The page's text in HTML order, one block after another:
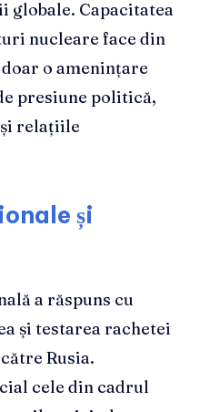
globale. Capacitatea
nucleare face din
o amenințare
presiune politică,
relațiile
și
a răspuns cu
și testarea rachetei
Rusia.
cele din cadrul